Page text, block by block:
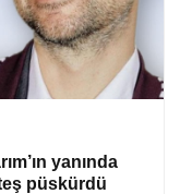
yanında
püskürdü